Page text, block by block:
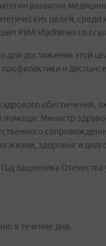
развития
целей,
РИА VladNews со
для достижения этой
и
обеспечения,
помощи. Министр
жизни, здоровье и
защитника
в течение дня.